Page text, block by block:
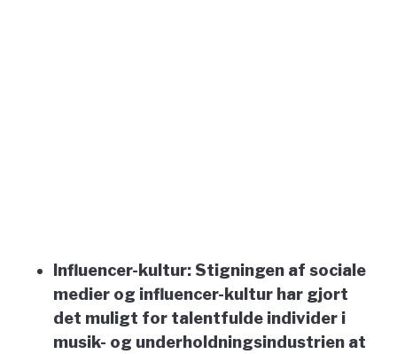
Influencer-kultur: Stigningen af sociale
medier og influencer-kultur har gjort
det muligt for talentfulde individer i
musik- og underholdningsindustrien at